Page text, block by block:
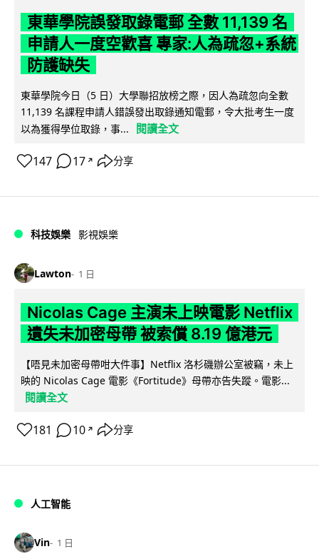
東華學院誤發取錄電郵 全數 11,139 名
申請人一度空歡喜 專家:人為疏忽+系統
防護缺失
東華學院今日（5 日）大學聯招放榜之際，因人為疏忽向全數
11,139 名課程申請人錯誤發出取錄通知電郵，令大批考生一度
以為獲得學位取錄，事...
閱讀全文
147 17 ↗ 分享
科技娛樂 影視娛樂
Lawton 1 日
Nicolas Cage 主演未上映電影 Netflix
遺失未加密母帶 被索償 8.19 億港元
【唔見未加密母帶咁大件事】Netflix 洛杉磯辦公室被竊，未上
映的 Nicolas Cage 電影《Fortitude》母帶亦告失蹤。電影...
閱讀全文
181 10 ↗ 分享
人工智能
Vin 1 日